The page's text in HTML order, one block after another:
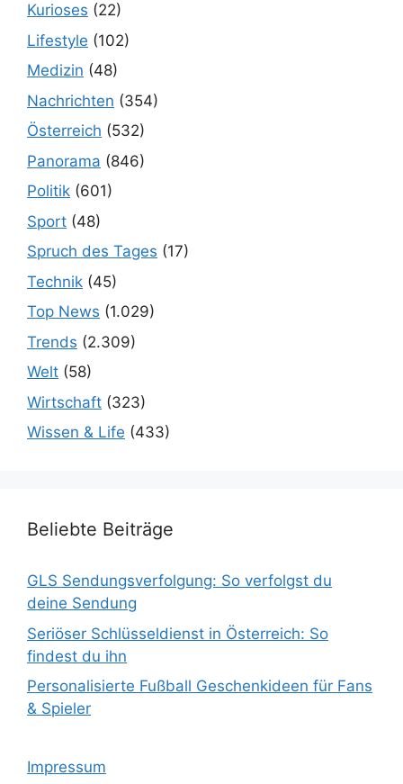
Kurioses (22)
Lifestyle (102)
Medizin (48)
Nachrichten (354)
Österreich (532)
Panorama (846)
Politik (601)
Sport (48)
Spruch des Tages (17)
Technik (45)
Top News (1.029)
Trends (2.309)
Welt (58)
Wirtschaft (323)
Wissen & Life (433)
Beliebte Beiträge
GLS Sendungsverfolgung: So verfolgst du
deine Sendung
Seriöser Schlüsseldienst in Österreich: So
findest du ihn
Personalisierte Fußball Geschenkideen für Fans
& Spieler
Impressum